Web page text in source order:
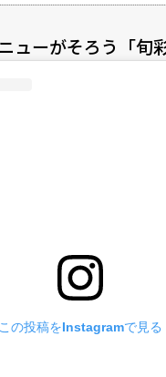
ューがそろう「旬
この投稿をInstagramで見る